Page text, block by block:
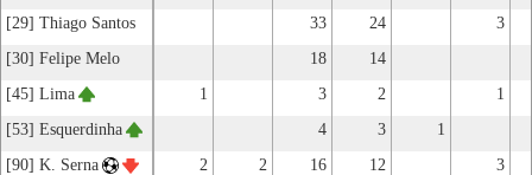
[29] Thiago Santos
33 24
3
[30] Felipe Melo
18
14
[45] Lima
1 3 2
1
[53] Esquerdinha
4 3
1
[90] K. Serna
2 2 16 12 3